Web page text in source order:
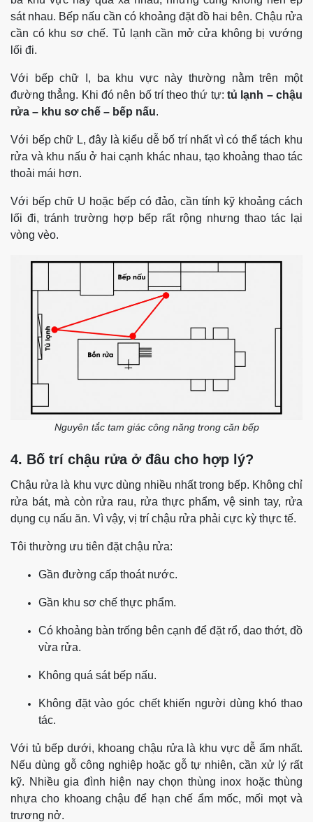
sát nhau. Bếp nấu cần có khoảng đặt đồ hai bên. Chậu rửa
cần có khu sơ chế. Tủ lạnh cần mở cửa không bị vướng
lối đi.
Với bếp chữ I, ba khu vực này thường nằm trên một
đường thẳng. Khi đó nên bố trí theo thứ tự:tủ lạnh – chậu
rửa – khu sơ chế – bếp nấu.
Với bếp chữ L, đây là kiểu dễ bố trí nhất vì có thể tách khu
rửa và khu nấu ở hai cạnh khác nhau, tạo khoảng thao tác
thoải mái hơn.
Với bếp chữ U hoặc bếp có đảo, cần tính kỹ khoảng cách
lối đi, tránh trường hợp bếp rất rộng nhưng thao tác lại
vòng vèo.
Nguyên tắc tam giác công năng trong căn bếp
4. Bố trí chậu rửa ở đâu cho hợp lý?
Chậu rửa là khu vực dùng nhiều nhất trong bếp. Không chỉ
rửa bát, mà còn rửa rau, rửa thực phẩm, vệ sinh tay, rửa
dụng cụ nấu ăn. Vì vậy, vị trí chậu rửa phải cực kỳ thực tế.
Tôi thường ưu tiên đặt chậu rửa:
Gần đường cấp thoát nước.
Gần khu sơ chế thực phẩm.
Có khoảng bàn trống bên cạnh để đặt rổ, dao thớt, đồ
vừa rửa.
Không quá sát bếp nấu.
Không đặt vào góc chết khiến người dùng khó thao
tác.
Với tủ bếp dưới, khoang chậu rửa là khu vực dễ ẩm nhất.
Nếu dùng gỗ công nghiệp hoặc gỗ tự nhiên, cần xử lý rất
kỹ. Nhiều gia đình hiện nay chọn thùng inox hoặc thùng
nhựa cho khoang chậu để hạn chế ẩm mốc, mối mọt và
trương nở.